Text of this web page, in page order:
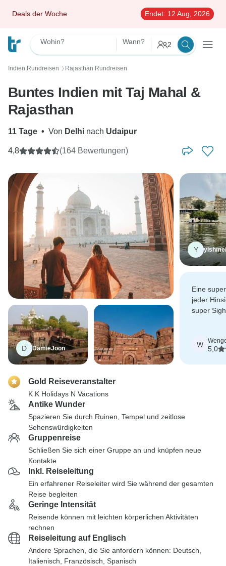
Deals der Woche Endet: 12 Aug, 2026
Wohin? Wann? 2
Indien Rundreisen 〉 Rajasthan Rundreisen
Buntes Indien mit Taj Mahal &
Rajasthan
11 Tage • Von Delhi nach Udaipur
4,8 (164 Bewertungen)
D DamieJoon
Y
Eine
jeder
super
W
5,0
Gold Reiseveranstalter
K K Holidays N Vacations
Antike Wunder
Spazieren Sie durch Ruinen, Tempel und zeitlose
Sehenswürdigkeiten
Gruppenreise
Schließen Sie sich einer Gruppe an und knüpfen neue
Kontakte
Inkl. Reiseleitung
Ein erfahrener Reiseleiter wird Sie während der gesamten
Reise begleiten
Geringe Intensität
Reisende können mit leichten körperlichen Aktivitäten
rechnen
Reiseleitung auf Englisch
Andere Sprachen, die Sie anfordern können: Deutsch,
Italienisch, Französisch, Spanisch